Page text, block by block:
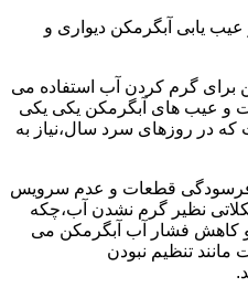
یابی آبگرمکن دیواری و
برای گرم کردن آب استفاده می
و عیب های آبگرمکن یکی یکی
که در روزهای سرد سال،نیاز به
قطعات و عدم سرویس
نظیر گرم نشدن آب،چکه
و کاهش فشار آب آبگرمکن می
تنظیم نبودن